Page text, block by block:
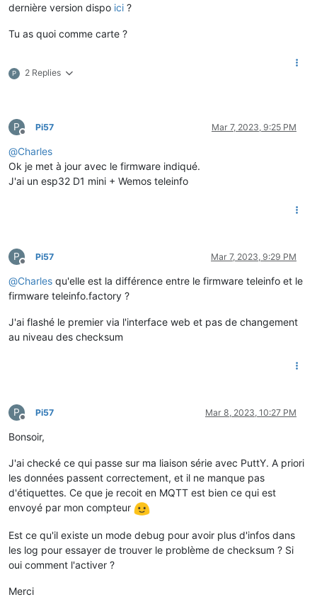
dernière version dispo ici ?
Tu as quoi comme carte ?
P 2 Replies
P
Offline
Pi57 Mar 7, 2023, 9:25 PM
@Charles
Ok je met à jour avec le firmware indiqué.
J'ai un esp32 D1 mini + Wemos teleinfo
P
Offline
Pi57 Mar 7, 2023, 9:29 PM
@Charles qu'elle est la différence entre le firmware teleinfo et le
firmware teleinfo.factory ?
J'ai flashé le premier via l'interface web et pas de changement
au niveau des checksum
P
Offline
Pi57 Mar 8, 2023, 10:27 PM
Bonsoir,
J'ai checké ce qui passe sur ma liaison série avec PuttY. A priori
les données passent correctement, et il ne manque pas
d'étiquettes. Ce que je recoit en MQTT est bien ce qui est
envoyé par mon compteur
Est ce qu'il existe un mode debug pour avoir plus d'infos dans
les log pour essayer de trouver le problème de checksum ? Si
oui comment l'activer ?
Merci